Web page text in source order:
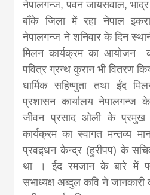
news,
नेपालगन्ज, पवन जायसवाल,
बाँके जिला में रहा नेपाल
नेपालगन्ज ने शनिवार के दिन
मिलन कार्यक्रम का आयोजन
पवित्र ग्रन्थ कुरान भी वितरण
धार्मिक सहिष्णुता तथा ईंद
प्रशासन कार्यालय नेपालगन्ज
जीवन प्रसाद ओली के
कार्यक्रम का स्वागत मन्तव्य
प्रवद्र्धन केन्द्र (हुरीपप) के
था । ईद रमजान के बारे में
सभाध्यक्ष अब्दुल कवि ने जानकारी